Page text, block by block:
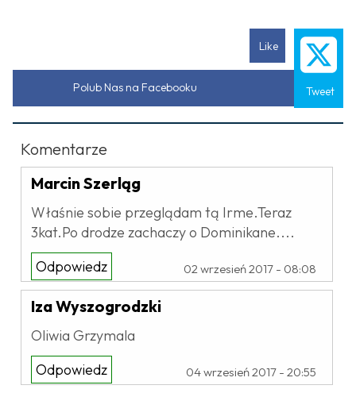
Like
Tweet
Polub Nas na Facebooku
Komentarze
Marcin Szerląg
Właśnie sobie przeglądam tą Irme.Teraz
3kat.Po drodze zachaczy o Dominikane....
02 wrzesień 2017 - 08:08
Odpowiedz
Iza Wyszogrodzki
Oliwia Grzymala
04 wrzesień 2017 - 20:55
Odpowiedz